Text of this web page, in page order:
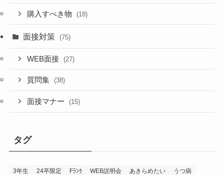
購入すべき物 (18)
面接対策 (75)
WEB面接 (27)
質問集 (38)
面接マナー (15)
タグ
3年生 24卒限定 Fﾗﾝｸ WEB説明会 あきらめたい
うつ病